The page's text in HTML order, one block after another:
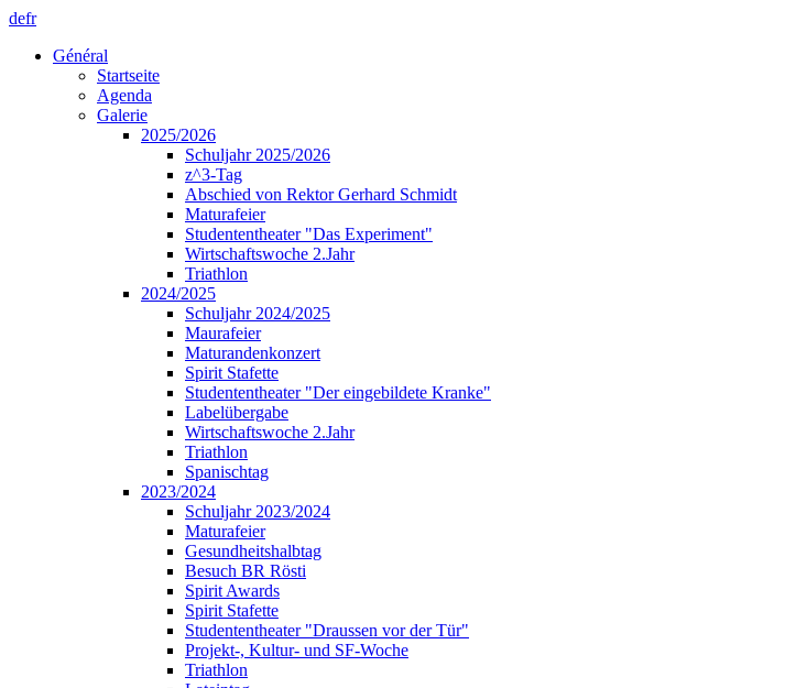
defr
Général
Startseite
Agenda
Galerie
2025/2026
Schuljahr 2025/2026
z^3-Tag
Abschied von Rektor Gerhard Schmidt
Maturafeier
Studententheater "Das Experiment"
Wirtschaftswoche 2.Jahr
Triathlon
2024/2025
Schuljahr 2024/2025
Maurafeier
Maturandenkonzert
Spirit Stafette
Studententheater "Der eingebildete Kranke"
Labelübergabe
Wirtschaftswoche 2.Jahr
Triathlon
Spanischtag
2023/2024
Schuljahr 2023/2024
Maturafeier
Gesundheitshalbtag
Besuch BR Rösti
Spirit Awards
Spirit Stafette
Studententheater "Draussen vor der Tür"
Projekt-, Kultur- und SF-Woche
Triathlon